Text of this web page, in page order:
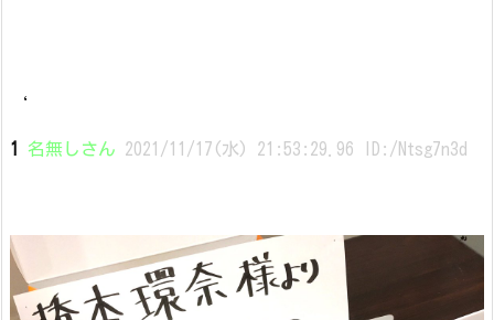
‘
1 名無しさん 2021/11/17(水) 21:53:29.96 ID:/Ntsg7n3d